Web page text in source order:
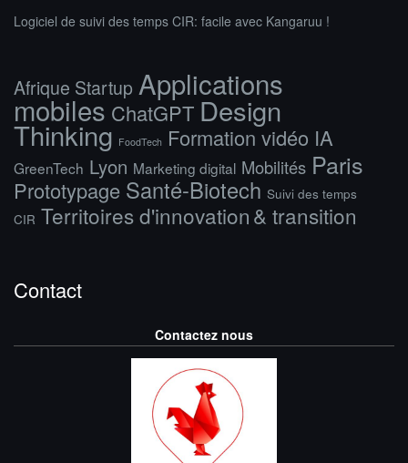
Logiciel de suivi des temps CIR: facile avec Kangaruu !
Afrique Startup Applications
mobiles ChatGPT Design
Thinking FoodTech Formation vidéo IA
GreenTech Lyon Marketing digital Mobilités Paris
Prototypage Santé-Biotech Suivi des temps
CIR Territoires d'innovation & transition
Contact
Contactez nous